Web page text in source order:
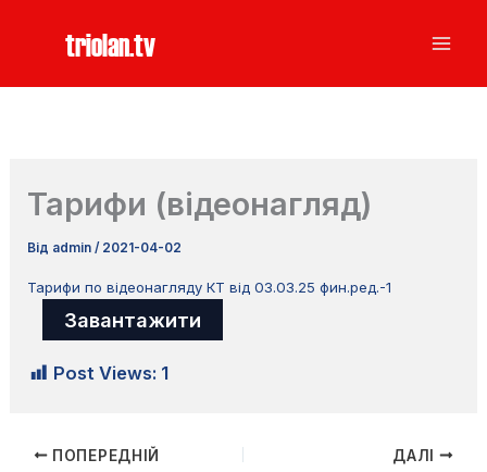
triolan.tv
Тарифи (відеонагляд)
Від admin/ 2021-04-02
Тарифи по відеонагляду КТ від 03.03.25 фин.ред.-1
Завантажити
Post Views: 1
ПОПЕРЕДНІЙ ДАЛІ